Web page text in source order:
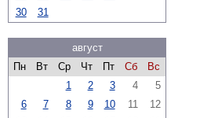
30
31
август
Пн
Вт Ср Чт Пт Сб
Вс
1
2 3 4
5
6
7 8 9 10 11
12